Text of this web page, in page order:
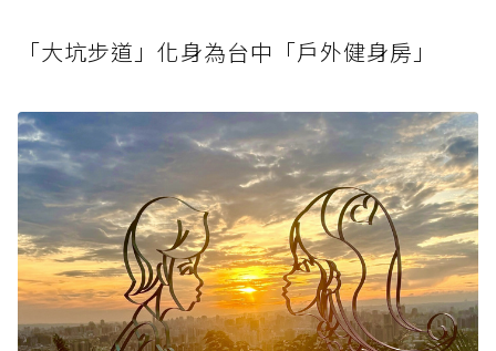
「大坑步道」化身為台中「戶外健身房」